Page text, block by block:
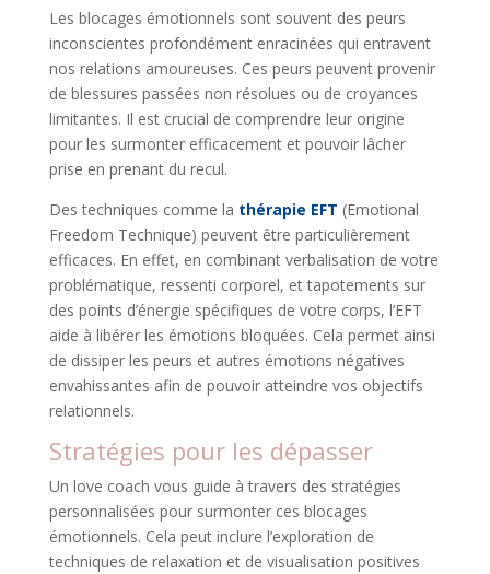
Les blocages émotionnels sont souvent des peurs
inconscientes profondément enracinées qui entravent
nos relations amoureuses. Ces peurs peuvent provenir
de blessures passées non résolues ou de croyances
limitantes. Il est crucial de comprendre leur origine
pour les surmonter efficacement et pouvoir lâcher
prise en prenant du recul.
Des techniques comme la thérapie EFT (Emotional
Freedom Technique) peuvent être particulièrement
efficaces. En effet, en combinant verbalisation de votre
problématique, ressenti corporel, et tapotements sur
des points d’énergie spécifiques de votre corps, l’EFT
aide à libérer les émotions bloquées. Cela permet ainsi
de dissiper les peurs et autres émotions négatives
envahissantes afin de pouvoir atteindre vos objectifs
relationnels.
Stratégies pour les dépasser
Un love coach vous guide à travers des stratégies
personnalisées pour surmonter ces blocages
émotionnels. Cela peut inclure l’exploration de
techniques de relaxation et de visualisation positives